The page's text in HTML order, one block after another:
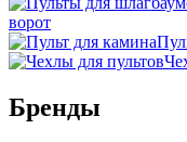
ворот
Бренды